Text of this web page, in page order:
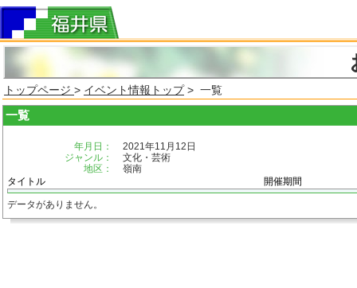
トップページ > イベント情報トップ> 一覧
一覧
年月日：
2021年11月12日
ジャンル：
文化・芸術
地区：
嶺南
タイトル
開催期間
データがありません。